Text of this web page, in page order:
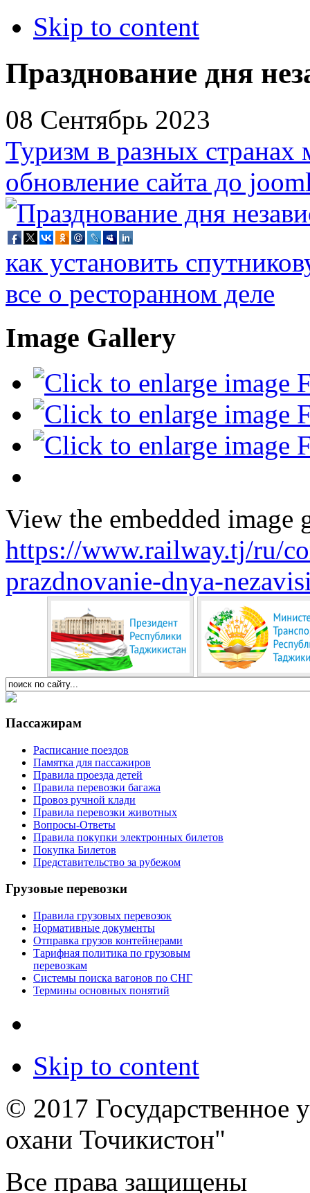
Skip to content
Празднование дня
08 Сентябрь 2023
Туризм в разных странах
обновление сайта до
как установить
все о ресторанном деле
Image Gallery
View the embedded image
https://www.railway.tj/ru/
prazdnovanie-dnya-
Пассажирам
Расписание поездов
Памятка для пассажиров
Правила проезда детей
Правила перевозки багажа
Провоз ручной клади
Правила перевозки животных
Вопросы-Ответы
Правила покупки электронных билетов
Покупка Билетов
Представительство за рубежом
Грузовые перевозки
Правила грузовых перевозок
Нормативные документы
Отправка грузов контейнерами
Тарифная политика по грузовым
перевозкам
Системы поиска вагонов по СНГ
Термины основных понятий
Skip to content
© 2017 Государственное
охани Точикистон"
Все права защищены